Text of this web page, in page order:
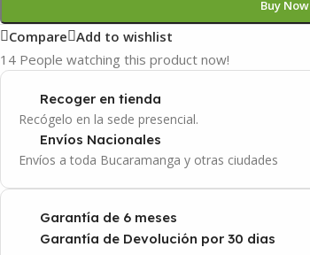
Buy Now
Compare Add to wishlist
14 People watching this product now!
Recoger en tienda
Recógelo en la sede presencial.
Envíos Nacionales
Envíos a toda Bucaramanga y otras ciudades
Garantía de 6 meses
Garantía de Devolución por 30 dias